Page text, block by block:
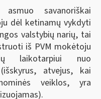
savanoriškai
dėl ketinamų vykdyti
valstybių narių, tai
iš PVM mokėtoju
laikotarpiui nuo
atvejus, kai
veiklos, yra